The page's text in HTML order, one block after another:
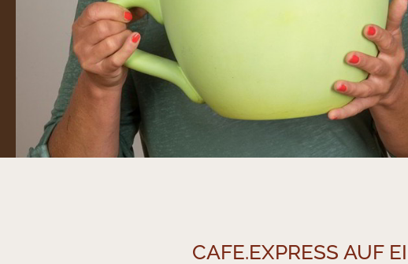
CAFE.EXPRESS AUF